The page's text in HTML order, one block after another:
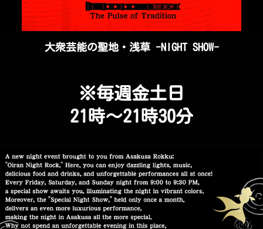
大衆芸能の聖地・浅草 -NIGHT SHOW-
※毎週金土日
21時～21時30分